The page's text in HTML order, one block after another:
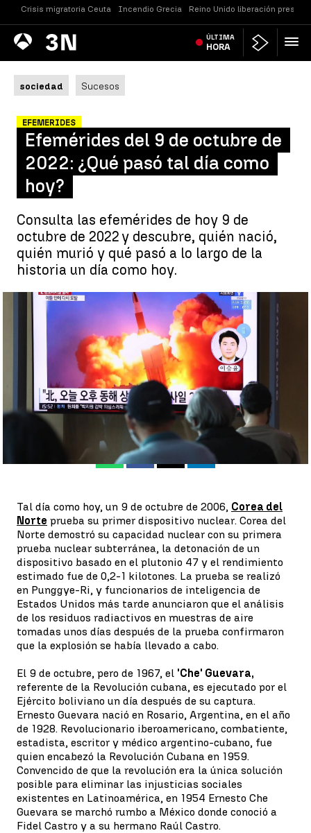
Crisis migratoria Ceuta Incendio Grecia Reino Unido liberación presos
Antena
3 Noticias ÚLTIMA
HORA
sociedad Sucesos
EFEMERIDES
Efemérides del 9 de octubre de
2022: ¿Qué pasó tal día como
hoy?
Consulta las efemérides de hoy 9 de
octubre de 2022 y descubre, quién nació,
quién murió y qué pasó a lo largo de la
historia un día como hoy.
Efemérides de hoy 9 de octubre de 2022: Corea del Norte prueba
su primer dispositivo nuclear |
Getty
Ana Aguado
Publicado:
09 de octubre de 2022, 06:06
Whatsapp Linkedin
Tal día como hoy, un 9 de octubre de 2006, Corea del
Norte prueba su primer dispositivo nuclear. Corea del
Norte demostró su capacidad nuclear con su primera
prueba nuclear subterránea, la detonación de un
dispositivo basado en el plutonio 47 y el rendimiento
estimado fue de 0,2-1 kilotones. La prueba se realizó
en Punggye-Ri, y funcionarios de inteligencia de
Estados Unidos más tarde anunciaron que el análisis
de los residuos radiactivos en muestras de aire
tomadas unos días después de la prueba confirmaron
que la explosión se había llevado a cabo.
El 9 de octubre, pero de 1967, el 'Che' Guevara,
referente de la Revolución cubana, es ejecutado por el
Ejército boliviano un día después de su captura.
Ernesto Guevara nació en Rosario, Argentina, en el año
de 1928. Revolucionario iberoamericano, combatiente,
estadista, escritor y médico argentino-cubano, fue
quien encabezó la Revolución Cubana en 1959.
Convencido de que la revolución era la única solución
posible para eliminar las injusticias sociales
existentes en Latinoamérica, en 1954 Ernesto Che
Guevara se marchó rumbo a México donde conoció a
Fidel Castro y a su hermano Raúl Castro.